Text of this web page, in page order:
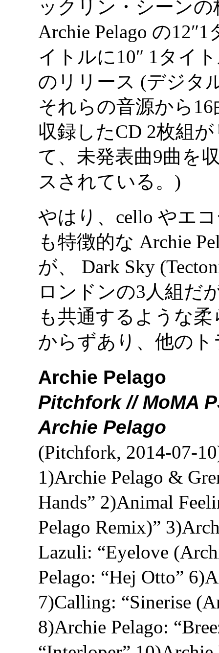
ックリン・シーン
Archie Pelago の
イトルに10″ 1タイ
のリリース (デジタ
それらの音源から
収録したCD 2枚組
て、未発表曲9曲を
スされている。)
やはり、cello やエ
も特徴的な Archie
が、 Dark Sky
ロンドンの3人組だ
も共通するような
からずあり、他の
Archie Pelago
Pitchfork // MoMA
Archie Pelago
(Pitchfork, 2014-07-
1)Archie Pelago &
Hands” 2)Animal
Pelago Remix)”
Lazuli: “Eyelove
Pelago: “Hej Otto”
7)Calling: “Sinerise
8)Archie Pelago: